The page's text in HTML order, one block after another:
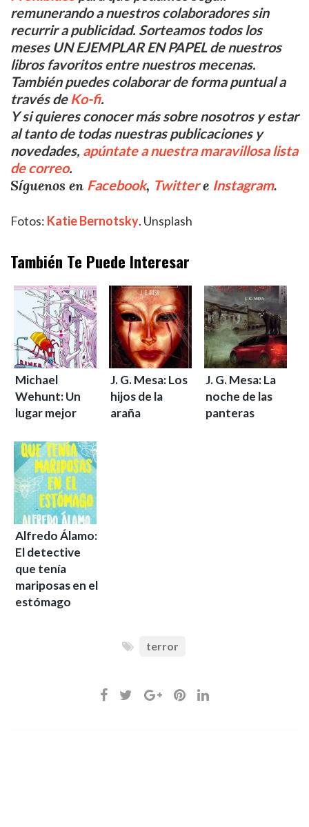
remunerando a nuestros colaboradores sin
recurrir a publicidad. Sorteamos todos los
meses UN EJEMPLAR EN PAPEL de nuestros
libros favoritos entre nuestros mecenas.
También puedes colaborar de forma puntual a
través de Ko-fi.
Y si quieres conocer más sobre nosotros y estar
al tanto de todas nuestras publicaciones y
novedades, apúntate a nuestra maravillosa lista
de correo.
Síguenos en Facebook, Twittere Instagram.
Fotos: Katie Bernotsky. Unsplash
También Te Puede Interesar
Michael
Wehunt: Un
lugar mejor
J. G. Mesa: Los
hijos de la
araña
J. G. Mesa: La
noche de las
panteras
Alfredo Álamo:
El detective
que tenía
mariposas en el
estómago
terror